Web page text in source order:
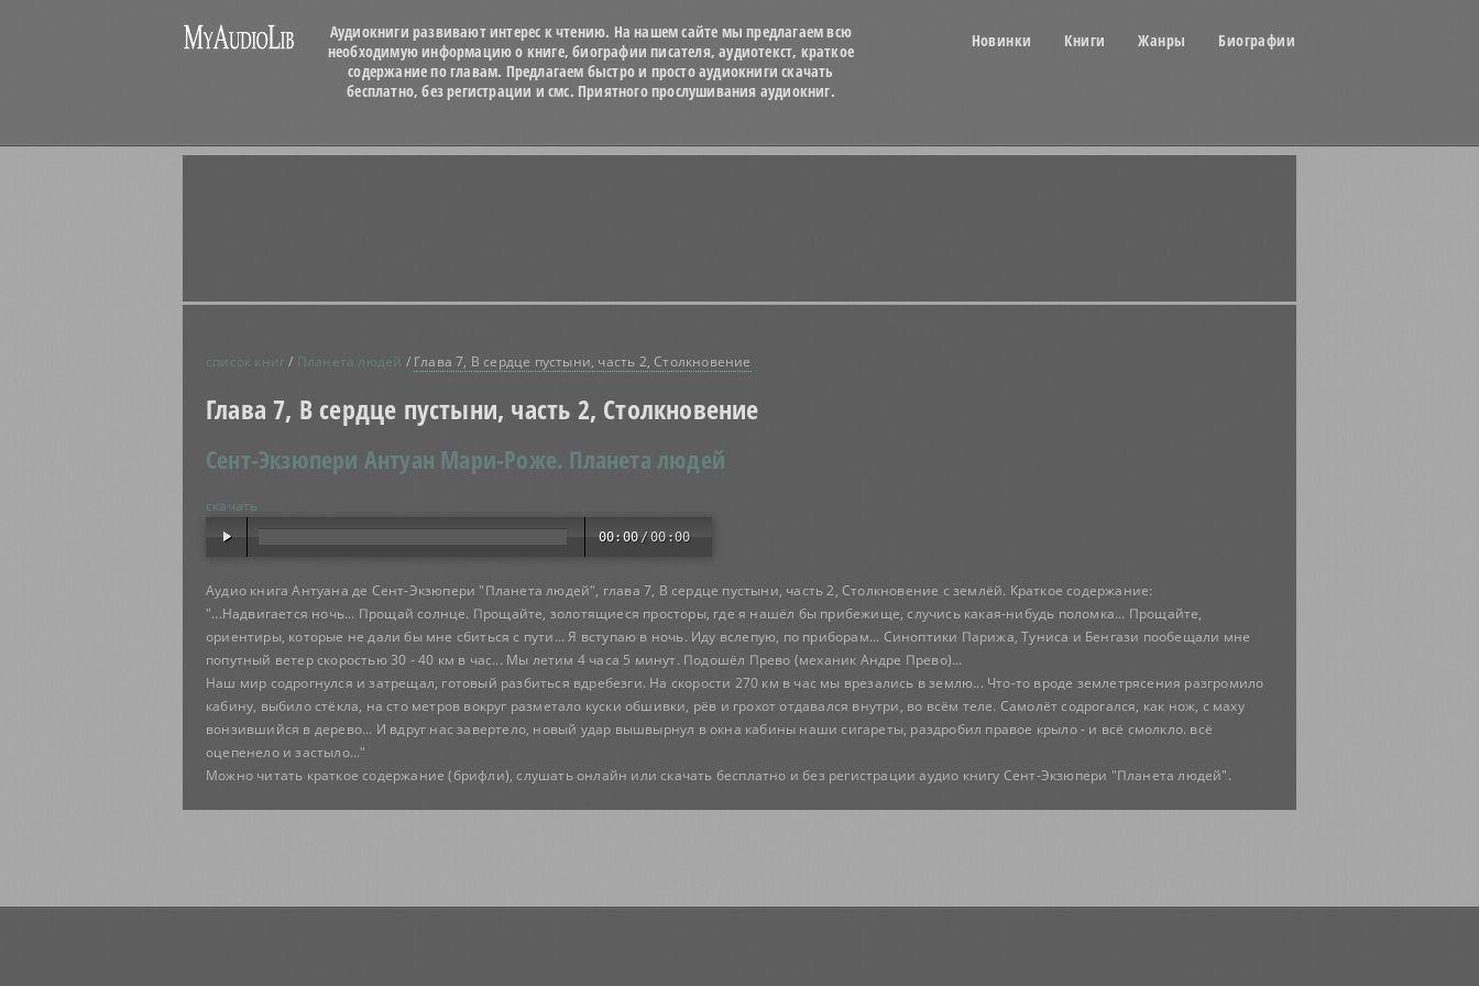
Аудиокниги развивают интерес к чтению. На нашем сайте мы предлагаем всю
необходимую информацию о книге, биографии писателя, аудиотекст, краткое
содержание по главам. Предлагаем быстро и просто аудиокниги скачать
бесплатно, без регистрации и смс. Приятного прослушивания аудиокниг.
Новинки Книги Жанры Биографии
список книг/ Планета людей / Глава 7, В сердце пустыни, часть 2, Столкновение
Глава 7, В сердце пустыни, часть 2, Столкновение
Сент-Экзюпери Антуан Мари-Роже. Планета людей
скачать
00:00 /00:00
Аудио книга Антуана де Сент-Экзюпери "Планета людей", глава 7, В сердце пустыни, часть 2, Столкновение с землёй. Краткое содержание:
"...Надвигается ночь... Прощай солнце. Прощайте, золотящиеся просторы, где я нашёл бы прибежище, случись какая-нибудь поломка... Прощайте,
ориентиры, которые не дали бы мне сбиться с пути... Я вступаю в ночь. Иду вслепую, по приборам... Синоптики Парижа, Туниса и Бенгази пообещали мне
попутный ветер скоростью 30 - 40 км в час... Мы летим 4 часа 5 минут. Подошёл Прево (механик Андре Прево)...
Наш мир содрогнулся и затрещал, готовый разбиться вдребезги. На скорости 270 км в час мы врезались в землю... Что-то вроде землетрясения разгромило
кабину, выбило стёкла, на сто метров вокруг разметало куски обшивки, рёв и грохот отдавался внутри, во всём теле. Самолёт содрогался, как нож, с маху
вонзившийся в дерево... И вдруг нас завертело, новый удар вышвырнул в окна кабины наши сигареты, раздробил правое крыло - и всё смолкло. всё
оцепенело и застыло..."
Можно читать краткое содержание (брифли), слушать онлайн или скачать бесплатно и без регистрации аудио книгу Сент-Экзюпери "Планета людей".